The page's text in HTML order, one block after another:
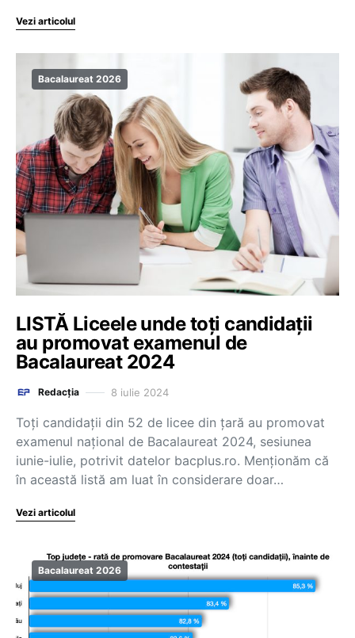
Vezi articolul
Bacalaureat 2026
LISTĂ Liceele unde toți candidații
au promovat examenul de
Bacalaureat 2024
Redacția 8 iulie 2024
Toți candidații din 52 de licee din țară au promovat
examenul național de Bacalaureat 2024, sesiunea
iunie-iulie, potrivit datelor bacplus.ro. Menționăm că
în această listă am luat în considerare doar…
Vezi articolul
Bacalaureat 2026